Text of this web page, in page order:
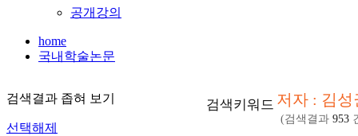
공개강의
home
국내학술논문
검색결과 좁혀 보기
선택해제
검색키워드 저자 : 김성
(검색결과 953